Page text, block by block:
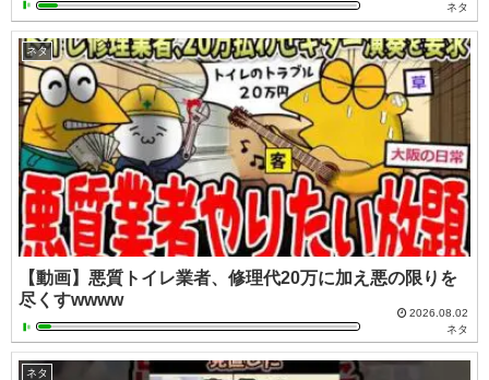
ネタ
ネタ
【動画】悪質トイレ業者、修理代20万に加え悪の限りを
尽くすwwww
2026.08.02
ネタ
ネタ